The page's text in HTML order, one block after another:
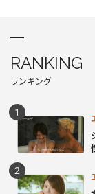
RANKING
ランキング